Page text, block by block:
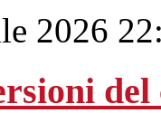
2026
del